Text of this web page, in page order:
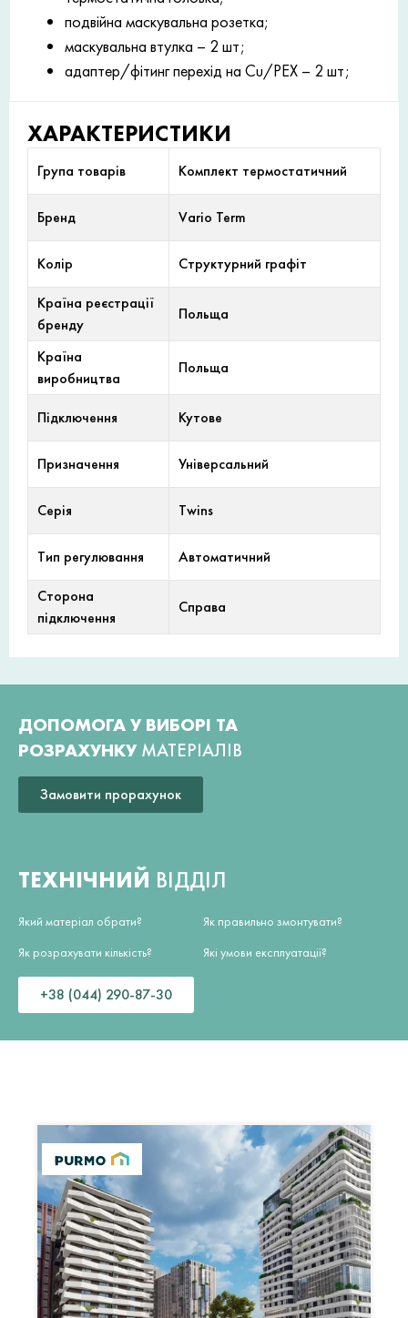
подвійна маскувальна розетка;
маскувальна втулка – 2 шт;
адаптер/фітинг перехід на Cu/PEX – 2 шт;
ХАРАКТЕРИСТИКИ
Група товарів Комплект термостатичний
Бренд Vario Term
Колір Структурний графіт
Країна реєстрації
бренду
Польща
Країна
виробництва
Польща
Підключення Кутове
Призначення Універсальний
Серія Twins
Тип регулювання Автоматичний
Сторона
підключення
Справа
ДОПОМОГА У ВИБОРІ ТА
РОЗРАХУНКУ МАТЕРІАЛІВ
Замовити прорахунок
ТЕХНІЧНИЙ ВІДДІЛ
Який матеріал обрати?
Як розрахувати кількість?
Як правильно змонтувати?
Які умови експлуатації?
+38 (044) 290-87-30